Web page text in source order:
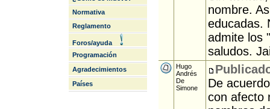
Normativa
Reglamento
Foros/ayuda
Programación
Agradecimientos
Países
nombre.
educadas.
admite los
saludos.
Hugo
Andrés
De
Simone
De
con afecto